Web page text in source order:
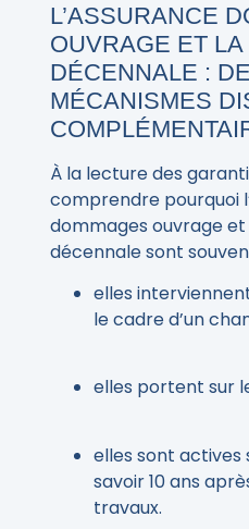
L’ASSURANCE
OUVRAGE ET
DÉCENNALE :
MÉCANISMES
À la lecture des
comprendre pourquoi
dommages ouvrage
décennale sont
elles
le cadre d’un
elles portent sur
elles sont actives
savoir 10 ans
travaux.